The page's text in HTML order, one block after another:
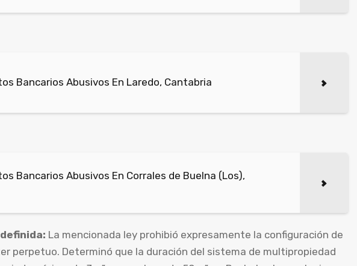
Bancarios Abusivos En Laredo, Cantabria
Bancarios Abusivos En Corrales de Buelna (Los),
La mencionada ley prohibió expresamente la configuración de
perpetuo. Determinó que la duración del sistema de multipropiedad